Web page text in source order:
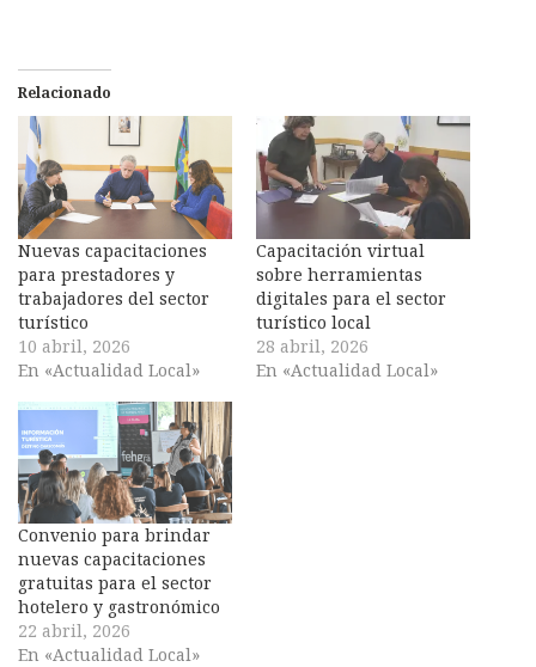
Relacionado
Nuevas capacitaciones
para prestadores y
trabajadores del sector
turístico
10 abril, 2026
En «Actualidad Local»
Capacitación virtual
sobre herramientas
digitales para el sector
turístico local
28 abril, 2026
En «Actualidad Local»
Convenio para brindar
nuevas capacitaciones
gratuitas para el sector
hotelero y gastronómico
22 abril, 2026
En «Actualidad Local»